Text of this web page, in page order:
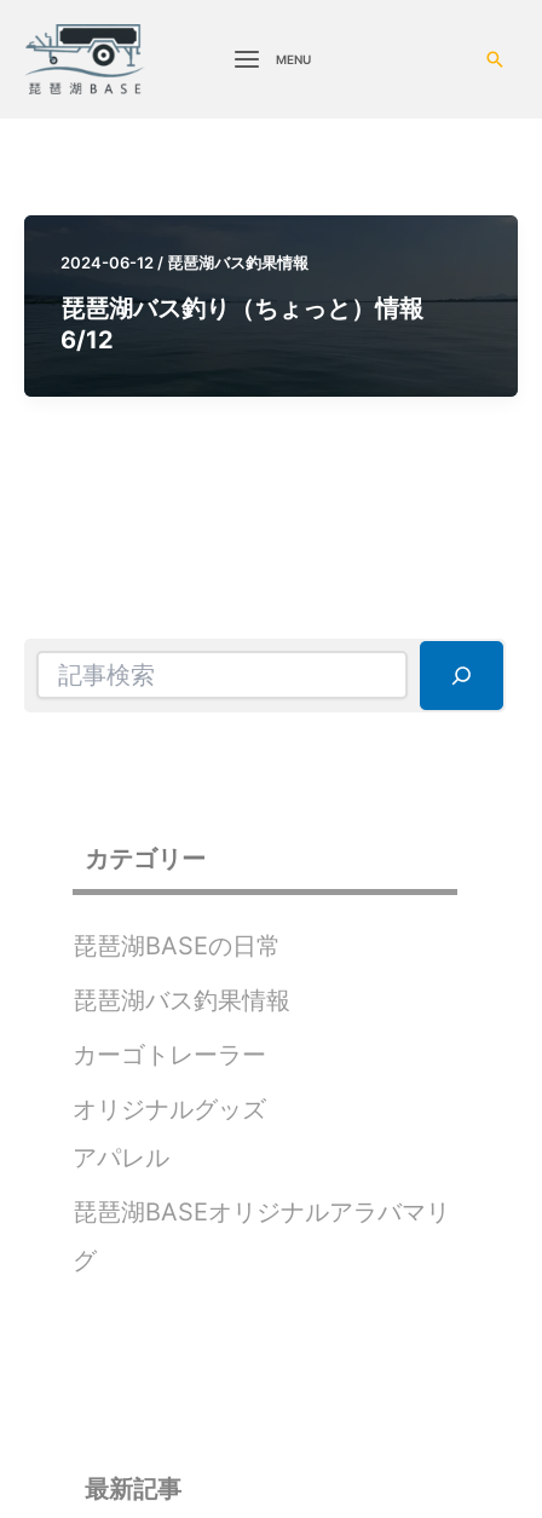
MENU
検
カテゴリー
琵琶湖BASEの日常
琵琶湖バス釣果情報
カーゴトレーラー
オリジナルグッズ
アパレル
琵琶湖BASEオリジナルアラバマリ
グ
最新記事
2024-06-12 / 琵琶湖バス釣果情報
琵琶湖バス釣り（ちょっと）情報
6/12